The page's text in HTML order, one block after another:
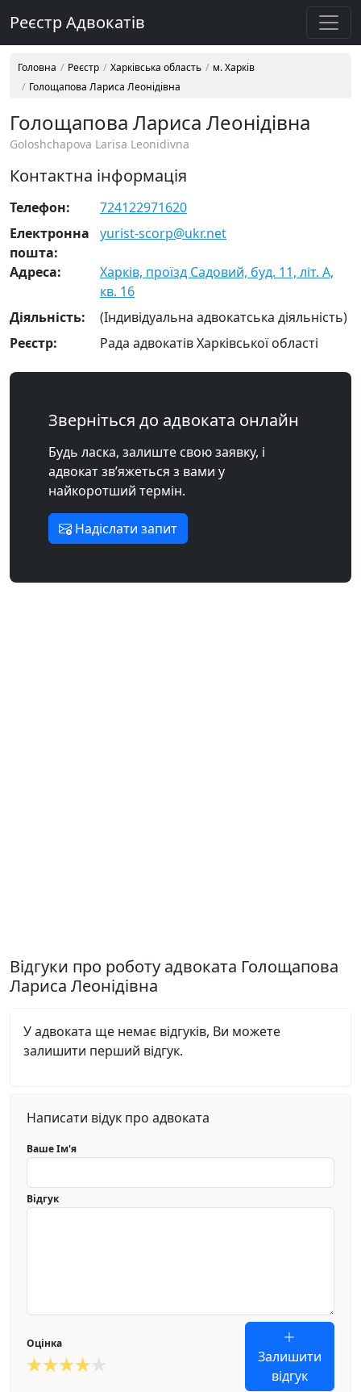
Реєстр Адвокатів
Головна Реєстр Харківська область
м. Харків
Голощапова Лариса Леонідівна
Голощапова Лариса Леонідівна
Goloshchapova Larisa Leonidivna
Контактна інформація
Телефон:
724122971620
Електронна
пошта:
yurist-scorp@ukr.net
Адреса:
Харків, проїзд Садовий, буд. 11, літ. А,
кв. 16
Діяльність:
(Індивідуальна адвокатська діяльність)
Реєстр:
Рада адвокатів Харківської області
Зверніться до адвоката онлайн
Будь ласка, залиште свою заявку, і
адвокат зв’яжеться з вами у
найкоротший термін.
Надіслати запит
Відгуки про роботу адвоката Голощапова
Лариса Леонідівна
У адвоката ще немає відгуків, Ви можете
залишити перший відгук.
Написати відук про адвоката
Ваше Ім'я
Відгук
Оцінка
Залишити
відгук